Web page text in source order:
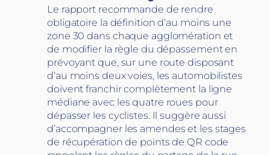
Le rapport recommande de rendre
obligatoire la définition d’au moins une
zone 30 dans chaque agglomération et
de modifier la règle du dépassement en
prévoyant que, sur une route disposant
d’au moins deux voies, les automobilistes
doivent franchir complètement la ligne
médiane avec les quatre roues pour
dépasser les cyclistes. Il suggère aussi
d’accompagner les amendes et les stages
de récupération de points de QR code